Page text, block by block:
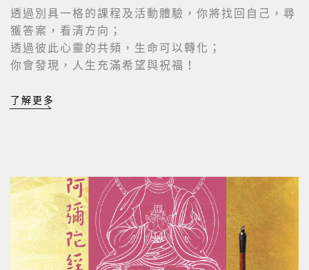
透過別具一格的課程及活動體驗，你將找回自己，尋
獲答案，看清方向；
透過彼此心靈的共頻，生命可以轉化；
你會發現，人生充滿希望與祝福！
了解更多